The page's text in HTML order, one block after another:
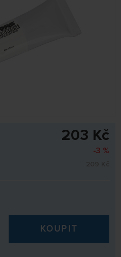
203 Kč
-3 %
KOUPIT